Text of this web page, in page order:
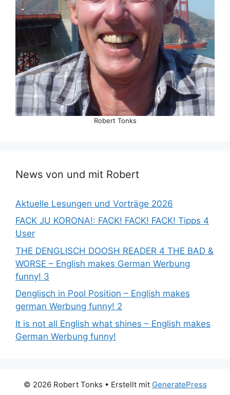
Robert Tonks
News von und mit Robert
Aktuelle Lesungen und Vorträge 2026
FACK JU KORONA!: FACK! FACK! FACK! Tipps 4
User
THE DENGLISCH DOOSH READER 4 THE BAD &
WORSE – English makes German Werbung
funny! 3
Denglisch in Pool Position – English makes
german Werbung funny! 2
It is not all English what shines – English makes
German Werbung funny!
© 2026 Robert Tonks • Erstellt mit GeneratePress